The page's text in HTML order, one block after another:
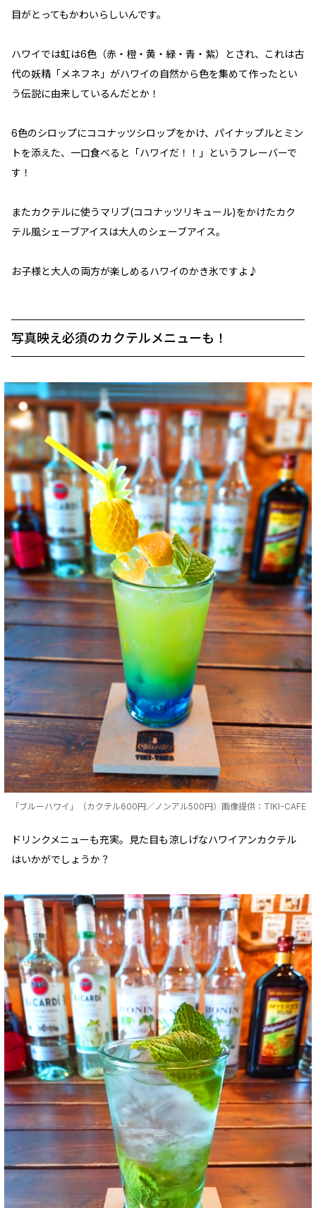
目がとってもかわいらしいんです。
ハワイでは虹は6色（赤・橙・黄・緑・青・紫）とされ、これは古
代の妖精「メネフネ」がハワイの自然から色を集めて作ったとい
う伝説に由来しているんだとか！
6色のシロップにココナッツシロップをかけ、パイナップルとミン
トを添えた、一口食べると「ハワイだ！！」というフレーバーで
す！
またカクテルに使うマリブ(ココナッツリキュール)をかけたカク
テル風シェーブアイスは大人のシェーブアイス。
お子様と大人の両方が楽しめるハワイのかき氷ですよ♪
写真映え必須のカクテルメニューも！
「ブルーハワイ」（カクテル600円／ノンアル500円）画像提供：TIKI-CAFE
ドリンクメニューも充実。見た目も涼しげなハワイアンカクテル
はいかがでしょうか？